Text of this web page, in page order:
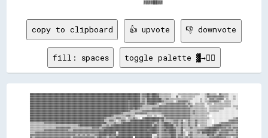
copy to clipboard 👍 upvote 👎 downvote
fill: spaces toggle palette ▓→✊🏽